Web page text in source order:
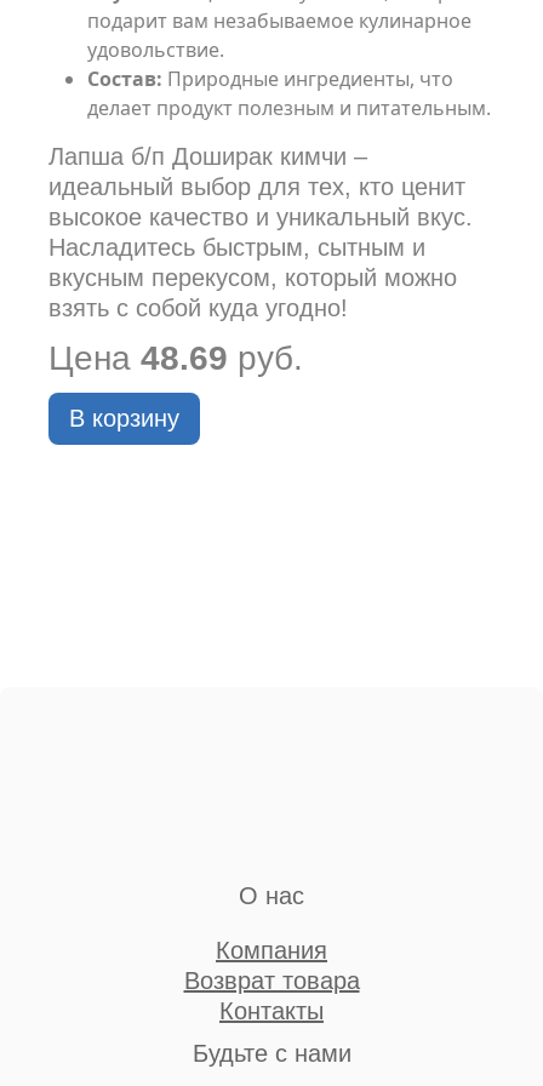
подарит вам незабываемое кулинарное
удовольствие.
Состав: Природные ингредиенты, что
делает продукт полезным и питательным.
Лапша б/п Доширак кимчи –
идеальный выбор для тех, кто ценит
высокое качество и уникальный вкус.
Насладитесь быстрым, сытным и
вкусным перекусом, который можно
взять с собой куда угодно!
Цена 48.69 руб.
В корзину
О нас
Компания
Возврат товара
Контакты
Будьте с нами